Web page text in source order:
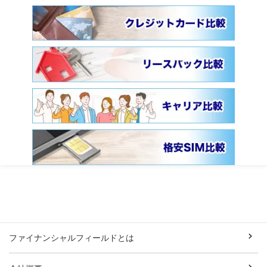
ファイナンシャルフィールドとは